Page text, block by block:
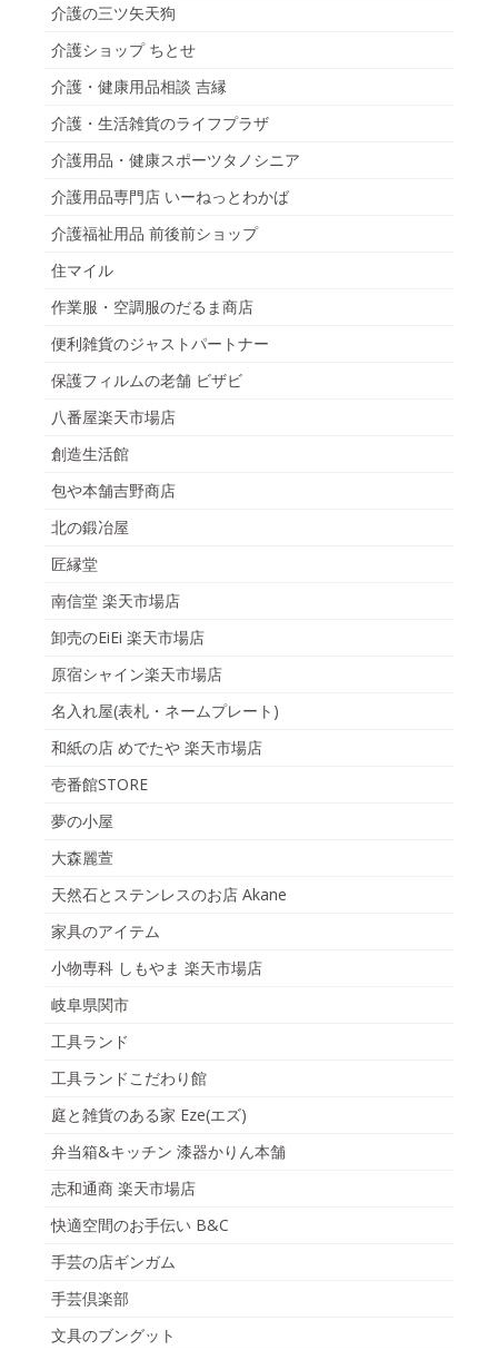
介護の三ツ矢天狗
介護ショップ ちとせ
介護・健康用品相談 吉縁
介護・生活雑貨のライフプラザ
介護用品・健康スポーツタノシニア
介護用品専門店 いーねっとわかば
介護福祉用品 前後前ショップ
住マイル
作業服・空調服のだるま商店
便利雑貨のジャストパートナー
保護フィルムの老舗 ビザビ
八番屋楽天市場店
創造生活館
包や本舗吉野商店
北の鍛冶屋
匠縁堂
南信堂 楽天市場店
卸売のEiEi 楽天市場店
原宿シャイン楽天市場店
名入れ屋(表札・ネームプレート)
和紙の店 めでたや 楽天市場店
壱番館STORE
夢の小屋
大森麗萱
天然石とステンレスのお店 Akane
家具のアイテム
小物専科 しもやま 楽天市場店
岐阜県関市
工具ランド
工具ランドこだわり館
庭と雑貨のある家 Eze(エズ)
弁当箱&キッチン 漆器かりん本舗
志和通商 楽天市場店
快適空間のお手伝い B&C
手芸の店ギンガム
手芸倶楽部
文具のブングット